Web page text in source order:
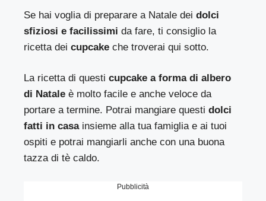
Se hai voglia di preparare a Natale deidolci
sfiziosi e facilissimi da fare, ti consiglio la
ricetta deicupcake che troverai qui sotto.
La ricetta di questi cupcake a forma di albero
di Natale è molto facile e anche veloce da
portare a termine. Potrai mangiare questidolci
fatti in casainsieme alla tua famiglia e ai tuoi
ospiti e potrai mangiarli anche con una buona
tazza di tè caldo.
Pubblicità